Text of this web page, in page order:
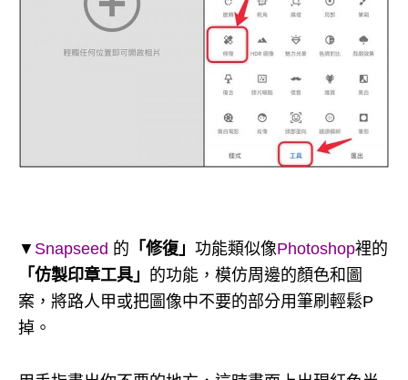
▼ Snapseed 的 「修復」 功能類似像Photoshop裡的
「仿製印章工具」 的功能，模仿周邊的顏色和圖
案，將路人甲或把圖像中不要的部分用筆刷輕鬆P
掉。